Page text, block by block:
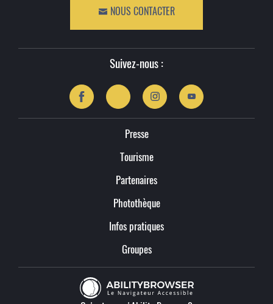
NOUS CONTACTER
Suivez-nous :
Presse
Tourisme
Partenaires
Photothèque
Infos pratiques
Groupes